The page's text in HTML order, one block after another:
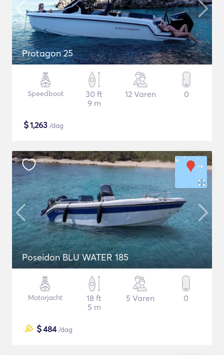
Protagon 25
Speedboot
30 ft
9 m
12 Varen 0
$1,263 /dag
Poseidon BLU WATER 185
Motorjacht
18 ft
5 m
5 Varen 0
$484/dag